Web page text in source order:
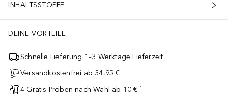
INHALTSSTOFFE
DEINE VORTEILE
Schnelle Lieferung 1–3 Werktage Lieferzeit
Versandkostenfrei ab 34,95 €
4 Gratis-Proben nach Wahl ab 10 € ¹